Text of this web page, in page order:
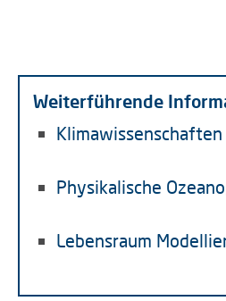
Weiterführende
Klimawissenschaften
Physikalische
Lebensraum